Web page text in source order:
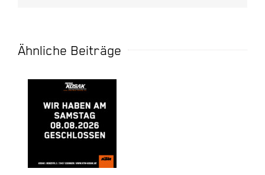
Ähnliche Beiträge
Geschlossen